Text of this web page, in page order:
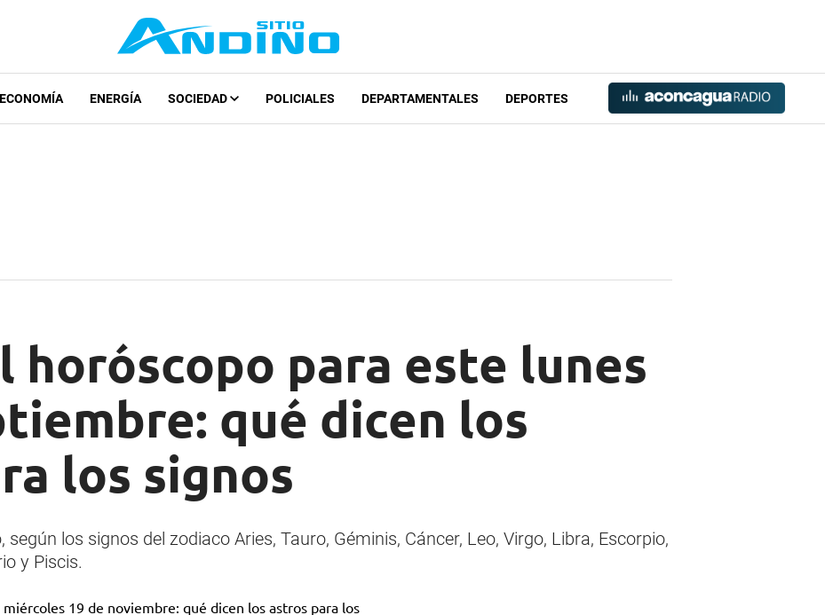
ECONOMÍA ENERGÍA SOCIEDAD POLICIALES DEPARTAMENTALES DEPORTES
horóscopo para este lunes
qué dicen los
los signos
los signos del zodiaco Aries, Tauro, Géminis, Cáncer, Leo, Virgo, Libra, Escorpio,
y Piscis.